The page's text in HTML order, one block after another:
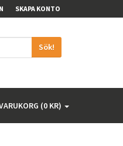
SKAPA KONTO
Sök!
(0 KR)